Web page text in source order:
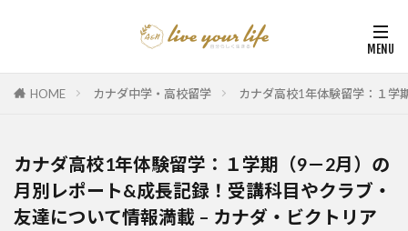
HOME カナダ中学・高校留学 カナダ高校1年体験留学：１学
カナダ高校1年体験留学：１学期（9－2月）の
月別レポート&成長記録！受講科目やクラブ・
友達について情報満載 – カナダ・ビクトリア